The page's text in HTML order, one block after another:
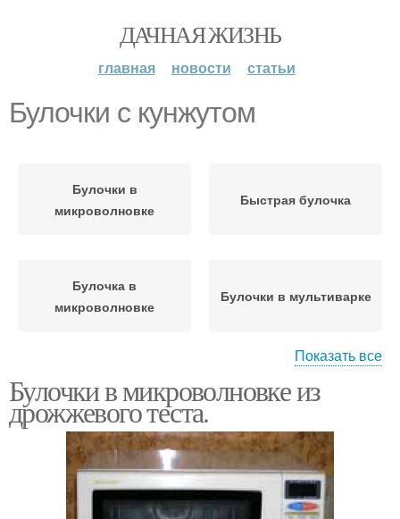
ДАЧНАЯ ЖИЗНЬ
главная новости статьи
Булочки с кунжутом
Булочки в
микроволновке
Быстрая булочка
Булочка в
микроволновке
Булочки в мультиварке
Пшеничные булочки Дрожжевые булочки
Сдобные булочки
Показать все
Булочки в микроволновке из
дрожжевого теста.